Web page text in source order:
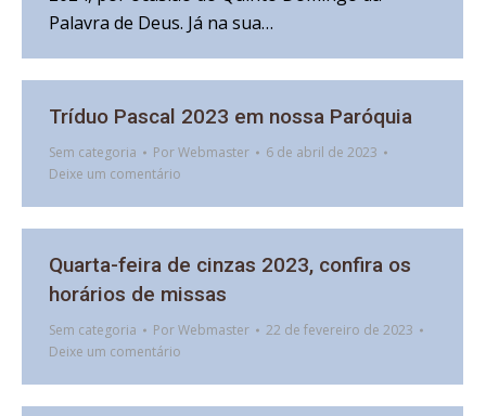
Palavra de Deus. Já na sua…
Tríduo Pascal 2023 em nossa Paróquia
Sem categoria PorWebmaster
6 de abril de 2023
Deixe um comentário
Quarta-feira de cinzas 2023, confira os
horários de missas
Sem categoria PorWebmaster
22 de fevereiro de 2023
Deixe um comentário